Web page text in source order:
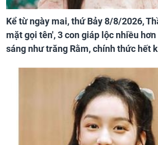
Kể từ ngày mai, thứ Bảy 8/8/2026,
mặt gọi tên', 3 con giáp lộc nhiều
sáng như trăng Rằm, chính thức hết